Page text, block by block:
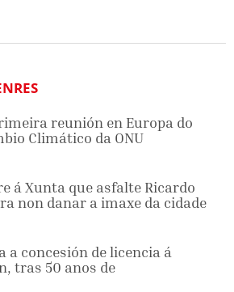
reunión en Europa do
Climático da ONU
á Xunta que asfalte Ricardo
non danar a imaxe da cidade
a concesión de licencia á
tras 50 anos de